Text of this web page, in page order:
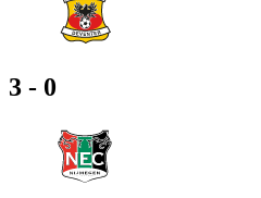
3 - 0